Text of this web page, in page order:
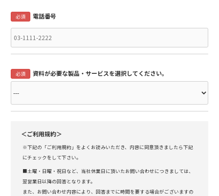
必須 電話番号
必須 資料が必要な製品・サービスを選択してください。
＜ご利用規約＞
※下記の「ご利用規約」をよくお読みいただき、内容に同意頂きましたら下記
にチェックをして下さい。
■土曜・日曜・祝日など、当社休業日に頂いたお問い合わせにつきましては、
翌営業日以降の回答となります。
また、お問い合わせ内容により、回答までに時間を要する場合がございますの